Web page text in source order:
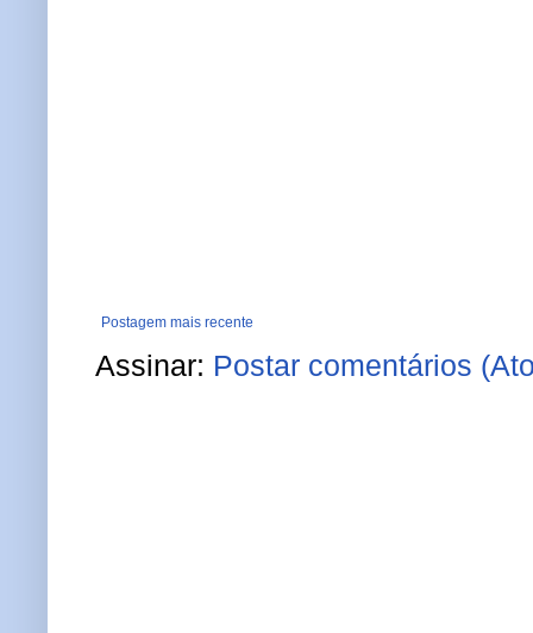
Postagem mais recente
Assinar: Postar comentários